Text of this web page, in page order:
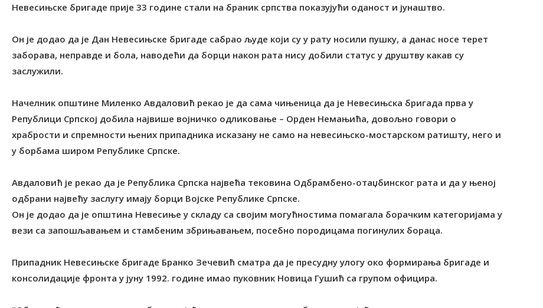
Невесињске бригаде прије 33 године стали на браник српства показујући оданост и јунаштво.
Он је додао да је Дан Невесињске бригаде сабрао људе који су у рату носили пушку, а данас носе терет
заборава, неправде и бола, наводећи да борци након рата нису добили статус у друштву какав су
заслужили.
Начелник општине Миленко Авдаловић рекао је да сама чињеница да је Невесињска бригада прва у
Републици Српској добила највише војничко одликовање – Орден Немањића, довољно говори о
храбрости и спремности њених припадника исказану не само на невесињско-мостарском ратишту, него и
у борбама широм Републике Српске.
Авдаловић је рекао да је Република Српска највећа тековина Одбрамбено-отаџбинског рата и да у њеној
одбрани највећу заслугу имају борци Војске Републике Српске.
Он је додао да је општина Невесиње у складу са својим могућностима помагала борачким категоријама у
вези са запошљавањем и стамбеним збрињавањем, посебно породицама погинулих бораца.
Припадник Невесињске бригаде Бранко Зечевић сматра да је пресудну улогу око формирања бригаде и
консолидације фронта у јуну 1992. године имао пуковник Новица Гушић са групом официра.